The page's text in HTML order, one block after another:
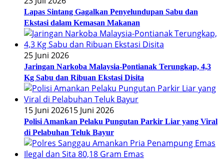
Lapas Sintang Gagalkan Penyelundupan Sabu dan
Ekstasi dalam Kemasan Makanan
25 Juni 2026
Jaringan Narkoba Malaysia-Pontianak Terungkap, 4,3
Kg Sabu dan Ribuan Ekstasi Disita
15 Juni 202615 Juni 2026
Polisi Amankan Pelaku Pungutan Parkir Liar yang Viral
di Pelabuhan Teluk Bayur